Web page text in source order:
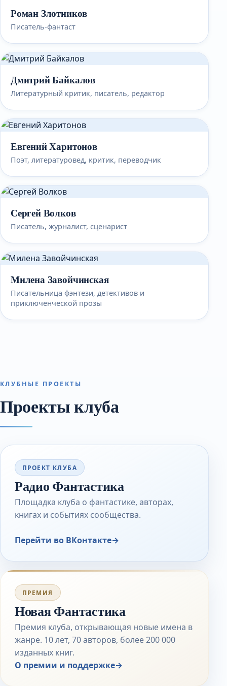
Роман Злотников
Писатель-фантаст
Дмитрий Байкалов
Литературный критик, писатель, редактор
Евгений Харитонов
Поэт, литературовед, критик, переводчик
Сергей Волков
Писатель, журналист, сценарист
Милена Завойчинская
Писательница фэнтези, детективов и
приключенческой прозы
КЛУБНЫЕ ПРОЕКТЫ
Проекты клуба
ПРОЕКТ КЛУБА
Радио Фантастика
Площадка клуба о фантастике, авторах,
книгах и событиях сообщества.
Перейти во ВКонтакте→
ПРЕМИЯ
Новая Фантастика
Премия клуба, открывающая новые имена в
жанре. 10 лет, 70 авторов, более 200 000
изданных книг.
О премии и поддержке→